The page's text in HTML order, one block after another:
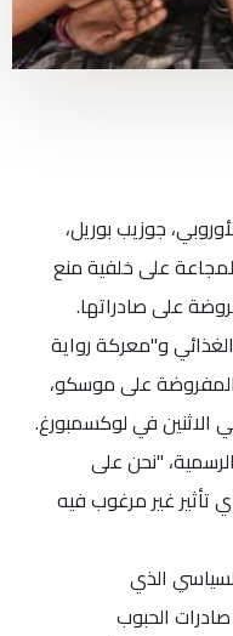
جوزيب بوريل،
على خلفية منع
على صادراتها.
و"معركة رواية
على موسكو،
الاثنين في لوكسمبورغ.
"نحن على
تأثير غير مرغوب فيه
الذي
الحبوب